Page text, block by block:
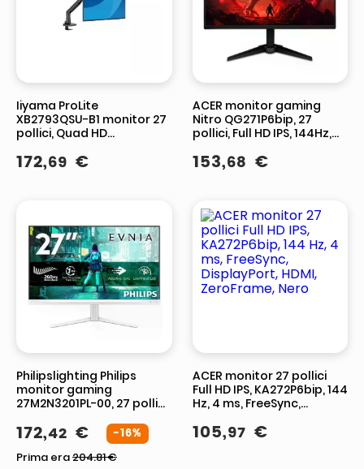
Iiyama ProLite
XB2793QSU-B1 monitor 27
pollici, Quad HD
FreeSync, Flicker-Free, hub
USB, Nero
172,69 €
ACER monitor gaming
Nitro QG271P6bip, 27
pollici, Full HD IPS, 144Hz,
153,68 €
Philipslighting Philips
monitor gaming
27M2N3201PL-00, 27 pollici
ms, HDR10, Adaptive Sync
172,42 € -16%
Prima era204.81€
ACER monitor 27 pollici
Full HD IPS, KA272P6bip, 144
Hz, 4 ms, FreeSync,
ZeroFrame, Nero
105,97 €